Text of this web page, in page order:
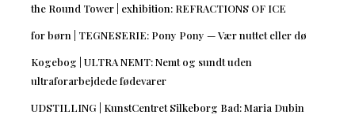
the Round Tower | exhibition: REFRACTIONS OF ICE
for børn | TEGNESERIE: Pony Pony — Vær nuttet eller dø
Kogebog | ULTRA NEMT: Nemt og sundt uden
ultraforarbejdede fødevarer
UDSTILLING | KunstCentret Silkeborg Bad: Maria Dubin